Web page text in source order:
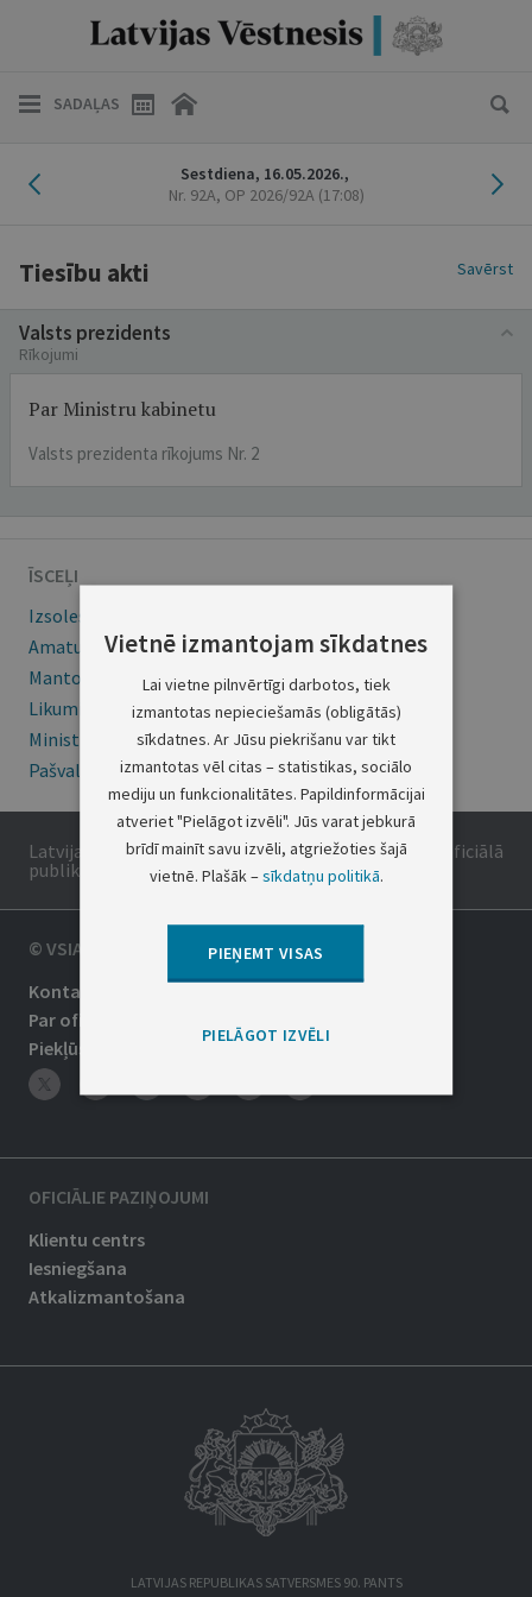
SADAĻAS
Iepriekšējais laidiensSestdiena, 16.05.2026.,
Nr. 92A, OP 2026/92A (17:08)
Tiesību akti Savērst
Valsts prezidents
Rīkojumi
Par Ministru kabinetu
Valsts prezidenta rīkojums Nr. 2
ĪSCEĻI
Izsoles
Amatu konkursi
Mantojumu ziņas
Likumi
Ministru kabineta noteikumi
Pašvaldības
Latvijas Republikas oficiālais izdevums. Tā saturs ir oficiālā
publikācija.
© VSIA LATVIJAS VĒSTNESIS
Kontakti
Par oficiālo izdevumu
Piekļūstamība
OFICIĀLIE PAZIŅOJUMI
Klientu centrs
Iesniegšana
Atkalizmantošana
LATVIJAS REPUBLIKAS SATVERSMES 90. PANTS
Vietnē izmantojam sīkdatnes
Lai vietne pilnvērtīgi darbotos, tiek
izmantotas nepieciešamās (obligātās)
sīkdatnes. Ar Jūsu piekrišanu var tikt
izmantotas vēl citas – statistikas, sociālo
mediju un funkcionalitātes. Papildinformācijai
atveriet "Pielāgot izvēli". Jūs varat jebkurā
brīdī mainīt savu izvēli, atgriežoties šajā
vietnē. Plašāk –sīkdatņu politikā.
PIEŅEMT VISAS
PIELĀGOT IZVĒLI